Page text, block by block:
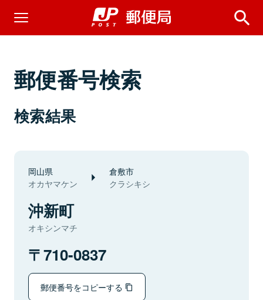
郵便番号検索
検索結果
岡山県
オカヤマケン
倉敷市
クラシキシ
沖新町
オキシンマチ
710-0837
郵便番号をコピーする